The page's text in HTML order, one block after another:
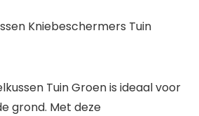
Kniebeschermers Tuin
Tuin Groen is ideaal voor
grond. Met deze